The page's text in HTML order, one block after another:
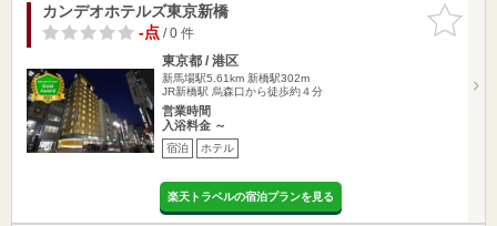
お気に入
りに追加
カンデオホテルズ東京新橋
-点/ 0 件
東京都 / 港区
新馬場駅5.61km 新橋駅302m
JR新橋駅 烏森口から徒歩約４分
営業時間
入浴料金 ～
宿泊 ホテル
楽天トラベルの宿泊プランを見る